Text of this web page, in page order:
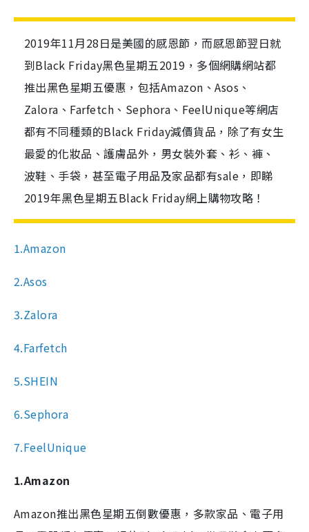
2019年11月28日是美國的感恩節，而感恩節翌日就
到Black Friday黑色星期五2019，多個網購網站都
推出黑色星期五優惠，包括Amazon、Asos、
Zalora、Farfetch、Sephora、FeelUnique等網店
都有不同種類的Black Friday減價貨品，除了有女生
最愛的化妝品、護膚品外，男女裝外套、衫、褲、
波鞋、手袋，甚至電子用品及家品都有sale，即睇
2019年黑色星期五Black Friday網上購物攻略！
1.Amazon
2.Asos
3.Zalora
4.Farfetch
5.SHEIN
6.Sephora
7.FeelUnique
1.Amazon
Amazon推出黑色星期五倒數優惠，多款家品、電子用